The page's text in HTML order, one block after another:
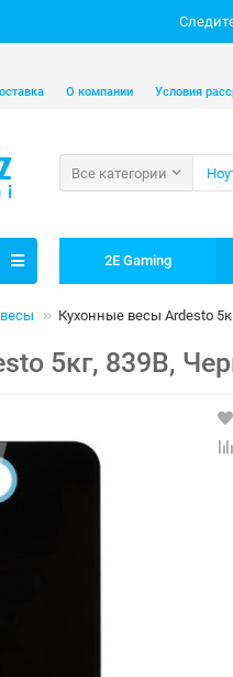
О компании Условия
Все категории
2E Gaming
Кухонные весы Ardesto
5кг, 839B,